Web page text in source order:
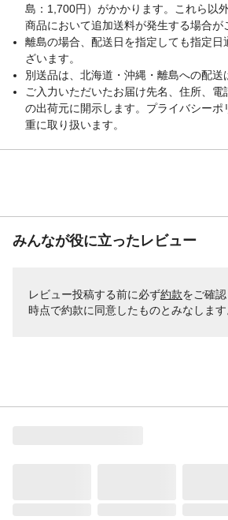
島：1,700円）がかかります。これら以
商品において追加送料が発生する場合が
離島の場合、配送日を指定しても指定日
ざいます。
別送品は、北海道・沖縄・離島への配送
ご入力いただいたお届け先名、住所、
の出荷元に開示します。プライバシーポ
重に取り扱います。
みんなが役に立ったレビュー
レビュー投稿する前に必ず約款をご確
時点で約款に同意したものとみなします